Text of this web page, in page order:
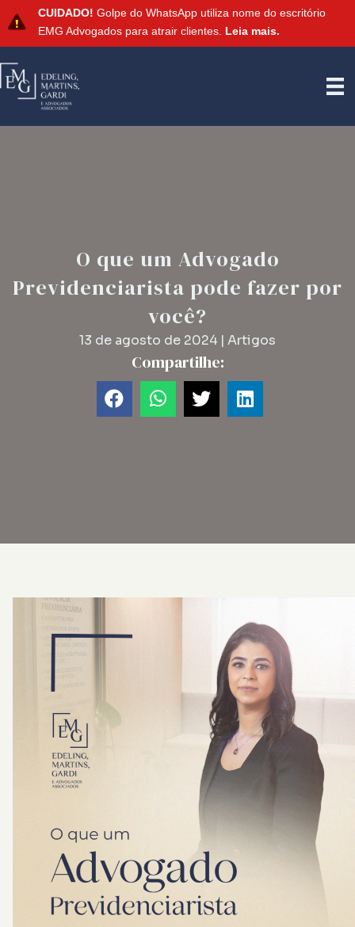
CUIDADO! Golpe do WhatsApp utiliza nome do escritório
EMG Advogados para atrair clientes. Leia mais.
O que um Advogado
Previdenciarista pode fazer por
você?
13 de agosto de 2024 | Artigos
Compartilhe: